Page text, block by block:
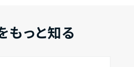
もっと知る